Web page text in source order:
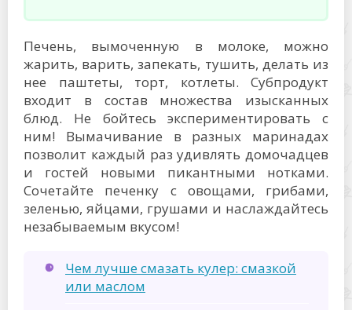
Печень, вымоченную в молоке, можно
жарить, варить, запекать, тушить, делать из
нее паштеты, торт, котлеты. Субпродукт
входит в состав множества изысканных
блюд. Не бойтесь экспериментировать с
ним! Вымачивание в разных маринадах
позволит каждый раз удивлять домочадцев
и гостей новыми пикантными нотками.
Сочетайте печенку с овощами, грибами,
зеленью, яйцами, грушами и наслаждайтесь
незабываемым вкусом!
Чем лучше смазать кулер: смазкой
или маслом